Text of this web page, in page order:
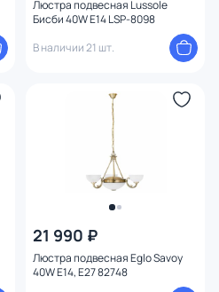
Люстра подвесная Lussole
Бисби 40W E14 LSP-8098
В наличии 21 шт.
21 990 ₽
Люстра подвесная Eglo Savoy
40W E14, E27 82748